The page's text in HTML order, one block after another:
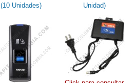
(10 Unidades)
Unidad)